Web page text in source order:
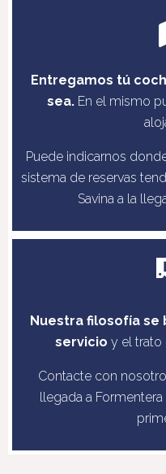
Entregamos tú
sea. En el mismo
Puede indicarnos
sistema de reservas
Savina a la
Nuestra filosofía se
servicio y el trato
Contacte con
llegada a